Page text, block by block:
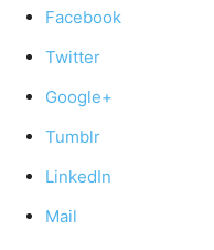
Facebook
Twitter
Google+
Tumblr
LinkedIn
Mail